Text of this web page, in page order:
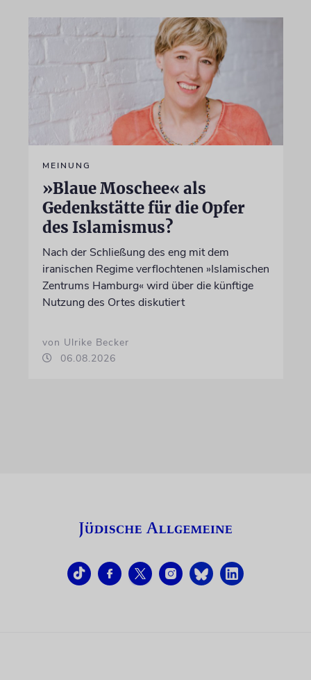
MEINUNG
»Blaue Moschee« als
Gedenkstätte für die Opfer
des Islamismus?
Nach der Schließung des eng mit dem
iranischen Regime verflochtenen »Islamischen
Zentrums Hamburg« wird über die künftige
Nutzung des Ortes diskutiert
von Ulrike Becker
06.08.2026